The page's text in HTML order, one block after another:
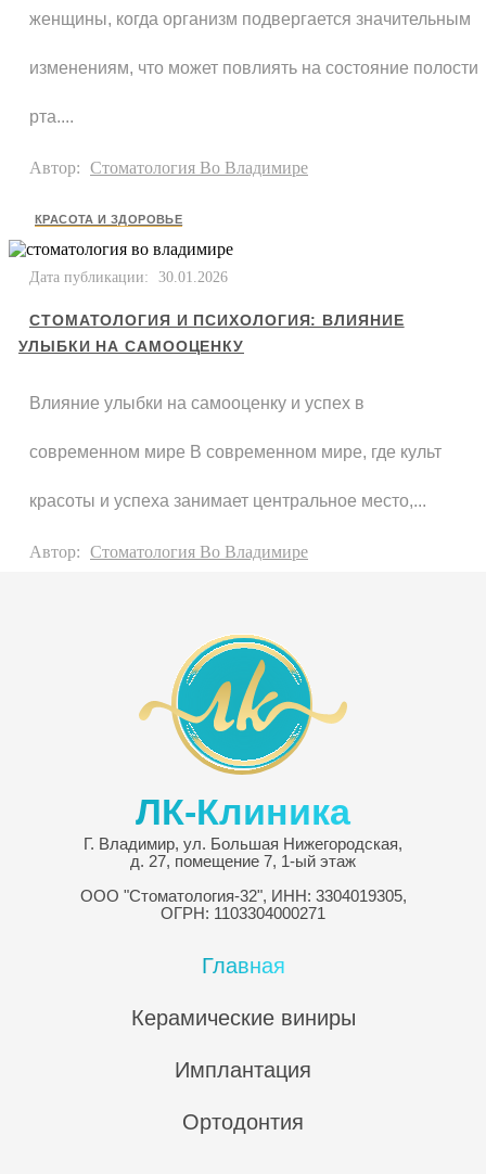
женщины, когда организм подвергается значительным
изменениям, что может повлиять на состояние полости
рта....
Автор: Стоматология Во Владимире
КРАСОТА И ЗДОРОВЬЕ
Дата публикации: 30.01.2026
СТОМАТОЛОГИЯ И ПСИХОЛОГИЯ: ВЛИЯНИЕ
УЛЫБКИ НА САМООЦЕНКУ
Влияние улыбки на самооценку и успех в
современном мире В современном мире, где культ
красоты и успеха занимает центральное место,...
Автор: Стоматология Во Владимире
ЛК-Клиника
Г. Владимир, ул. Большая Нижегородская,
д. 27, помещение 7, 1-ый этаж
ООО "Стоматология-32", ИНН: 3304019305,
ОГРН: 1103304000271
Главная
Керамические виниры
Имплантация
Ортодонтия